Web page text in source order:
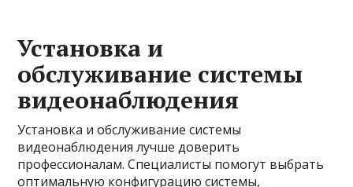
Установка и
обслуживание системы
видеонаблюдения
Установка и обслуживание системы
видеонаблюдения лучше доверить
профессионалам. Специалисты помогут выбрать
оптимальную конфигурацию системы,